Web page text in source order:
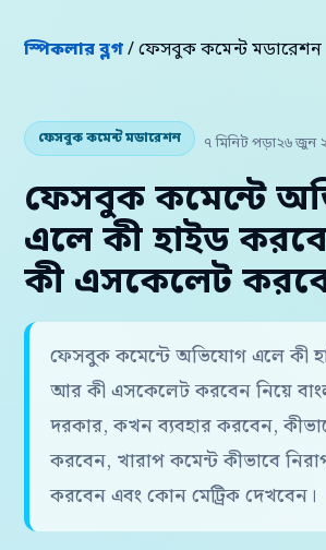
স্পিকলার ব্লগ/ ফেসবুক কমেন্ট মডারেশন
ফেসবুক কমেন্ট মডারেশন ৭ মিনিট পড়া২৬ জুন
ফেসবুক কমেন্টে
এলে কী হাইড
কী এসকেলেট
ফেসবুক কমেন্টে অভিযোগ এলে কী
আর কী এসকেলেট করবেন নিয়ে
দরকার, কখন ব্যবহার করবেন,
করবেন, খারাপ কমেন্ট কীভাবে
করবেন এবং কোন মেট্রিক দেখবেন।